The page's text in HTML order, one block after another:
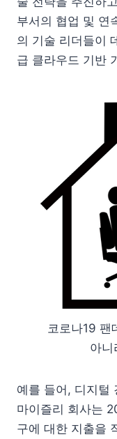
부서의 협업 및 연
의 기술 리더들이
급 클라우드 기반
코로나19 팬
아니
예를 들어, 디지털
마이즐리 회사는
구에 대한 지출을